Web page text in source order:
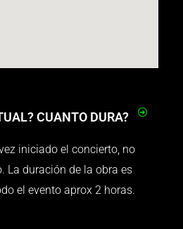
CUANTO DURA?
iniciado el concierto, no
La duración de la obra es
el evento aprox 2 horas.